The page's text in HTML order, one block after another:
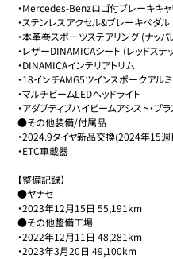
・Mercedes-Benzロゴ付ブレーキキャ
・ステンレスアクセル&ブレーキペダル
・本革巻スポーツステアリング (ナッパ
・レザーDINAMICAシート (レッドステ
・DINAMICAインテリアトリム
・18インチAMG5ツインスポークアル
・マルチビームLEDヘッドライト
・アダプティブハイビームアシスト・プラ
●その他装備/付属品
・2024.9タイヤ新品交換(2024年15
・ETC車載器
【整備記録】
●ヤナセ
・2023年12月15日 55,191km
●その他整備工場
・2022年12月11日 48,281km
・2023年3月20日 49,100km